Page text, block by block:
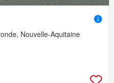
Nouvelle-Aquitaine